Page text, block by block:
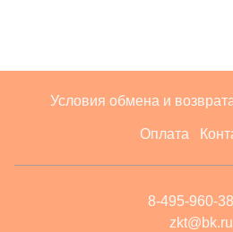
Условия обмена и
Оплата
8-495-960-
zkt@bk.ru